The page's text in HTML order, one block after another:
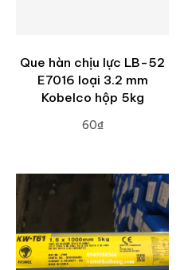
Que hàn chịu lực LB-52
E7016 loại 3.2 mm
Kobelco hộp 5kg
60₫